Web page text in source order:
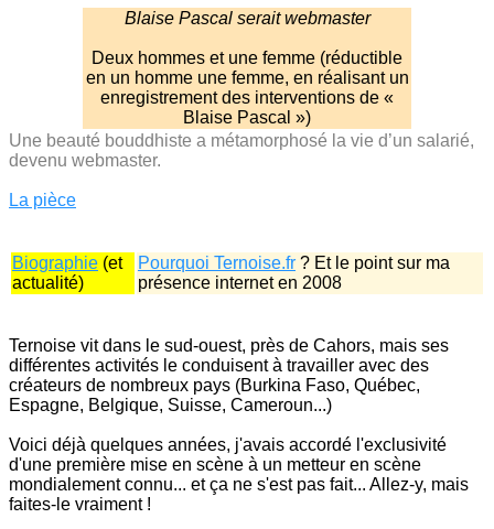
Blaise Pascal serait webmaster
Deux hommes et une femme (réductible
en un homme une femme, en réalisant un
enregistrement des interventions de «
Blaise Pascal »)
Une beauté bouddhiste a métamorphosé la vie d’un salarié,
devenu webmaster.
La pièce
Biographie (et
actualité)
Pourquoi Ternoise.fr ? Et le point sur ma
présence internet en 2008
Ternoise vit dans le sud-ouest, près de Cahors, mais ses
différentes activités le conduisent à travailler avec des
créateurs de nombreux pays (Burkina Faso, Québec,
Espagne, Belgique, Suisse, Cameroun...)
Voici déjà quelques années, j'avais accordé l'exclusivité
d'une première mise en scène à un metteur en scène
mondialement connu... et ça ne s'est pas fait... Allez-y, mais
faites-le vraiment !